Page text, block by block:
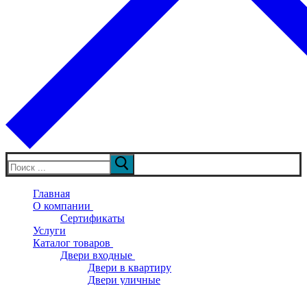
Искать:
Главная
О компании
Сертификаты
Услуги
Каталог товаров
Двери входные
Двери в квартиру
Двери уличные